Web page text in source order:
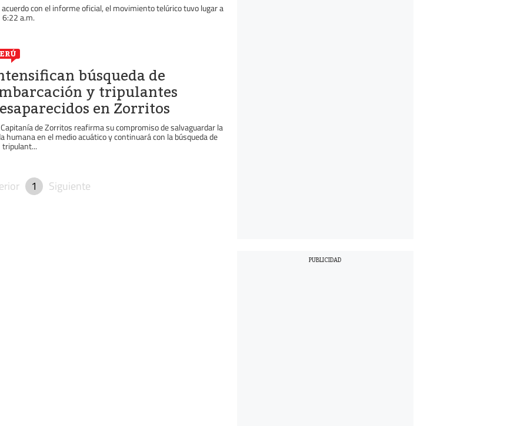
acuerdo con el informe oficial, el movimiento telúrico tuvo lugar a
6:22 a.m.
búsqueda de
y tripulantes
en Zorritos
de Zorritos reafirma su compromiso de salvaguardar la
humana en el medio acuático y continuará con la búsqueda de
tripulant...
1 Siguiente